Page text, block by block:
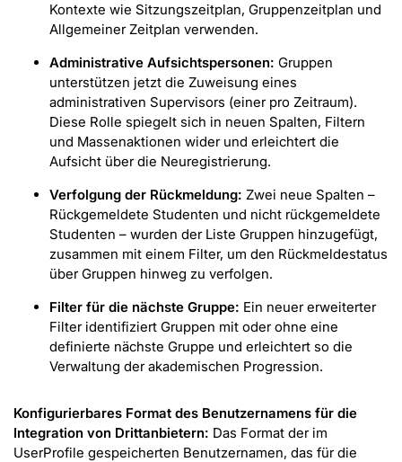
Kontexte wie Sitzungszeitplan, Gruppenzeitplan und
Allgemeiner Zeitplan verwenden.
Administrative Aufsichtspersonen: Gruppen
unterstützen jetzt die Zuweisung eines
administrativen Supervisors (einer pro Zeitraum).
Diese Rolle spiegelt sich in neuen Spalten, Filtern
und Massenaktionen wider und erleichtert die
Aufsicht über die Neuregistrierung.
Verfolgung der Rückmeldung: Zwei neue Spalten –
Rückgemeldete Studenten und nicht rückgemeldete
Studenten – wurden der Liste Gruppen hinzugefügt,
zusammen mit einem Filter, um den Rückmeldestatus
über Gruppen hinweg zu verfolgen.
Filter für die nächste Gruppe: Ein neuer erweiterter
Filter identifiziert Gruppen mit oder ohne eine
definierte nächste Gruppe und erleichtert so die
Verwaltung der akademischen Progression.
Konfigurierbares Format des Benutzernamens für die
Integration von Drittanbietern: Das Format der im
UserProfile gespeicherten Benutzernamen, das für die